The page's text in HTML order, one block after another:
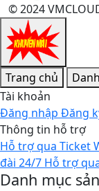
© 2024
Trang chủ
Tài khoản
Đăng nhập Đăng
Thông tin hỗ trợ
Hỗ trợ qua Ticket
đài 24/7 Hỗ trợ
Danh mục